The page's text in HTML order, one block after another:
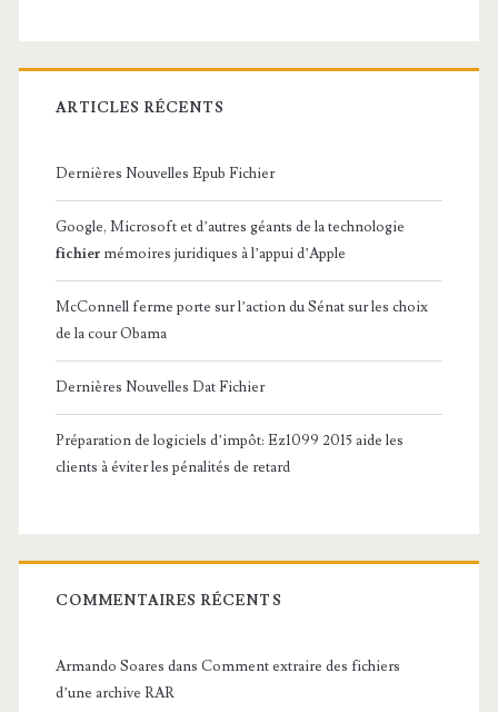
ARTICLES RÉCENTS
Dernières Nouvelles Epub Fichier
Google, Microsoft et d’autres géants de la technologie
fichier mémoires juridiques à l’appui d’Apple
McConnell ferme porte sur l’action du Sénat sur les choix
de la cour Obama
Dernières Nouvelles Dat Fichier
Préparation de logiciels d’impôt: Ez1099 2015 aide les
clients à éviter les pénalités de retard
COMMENTAIRES RÉCENTS
Armando Soares dans Comment extraire des fichiers
d’une archive RAR